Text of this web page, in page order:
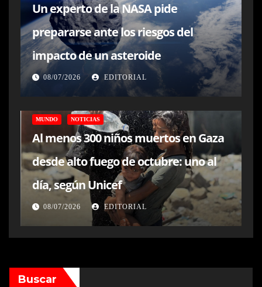
Un experto de la NASA pide
prepararse ante los riesgos del
impacto de un asteroide
08/07/2026 EDITORIAL
MUNDO NOTICIAS
Al menos 300 niños muertos en Gaza
desde alto fuego de octubre: uno al
día, según Unicef
08/07/2026 EDITORIAL
Buscar